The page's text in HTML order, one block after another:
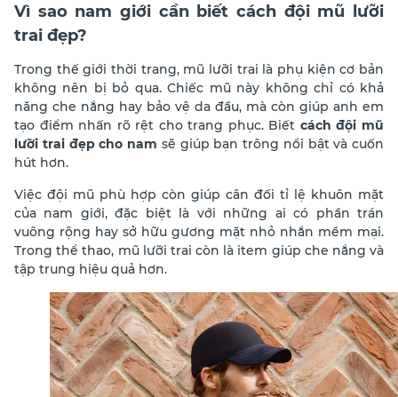
Vì sao nam giới cần biết cách đội mũ lưỡi
trai đẹp?
Trong thế giới thời trang, mũ lưỡi trai là phụ kiện cơ bản
không nên bị bỏ qua. Chiếc mũ này không chỉ có khả
năng che nắng hay bảo vệ da đầu, mà còn giúp anh em
tạo điểm nhấn rõ rệt cho trang phục. Biết cách đội mũ
lưỡi trai đẹp cho nam sẽ giúp bạn trông nổi bật và cuốn
hút hơn.
Việc đội mũ phù hợp còn giúp cân đối tỉ lệ khuôn mặt
của nam giới, đặc biệt là với những ai có phần trán
vuông rộng hay sở hữu gương mặt nhỏ nhắn mềm mại.
Trong thể thao, mũ lưỡi trai còn là item giúp che nắng và
tập trung hiệu quả hơn.